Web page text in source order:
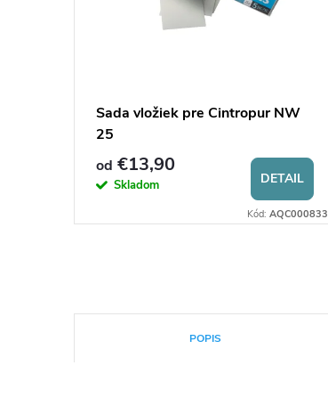
POPIS
Sada vložiek pre Cintropur NW
25
od €13,90
Skladom DETAIL
Kód: AQC000833